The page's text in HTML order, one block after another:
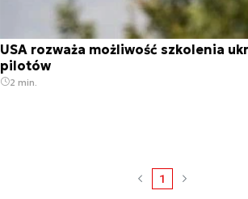
USA rozważa możliwość szkolenia
pilotów
2 min.
1